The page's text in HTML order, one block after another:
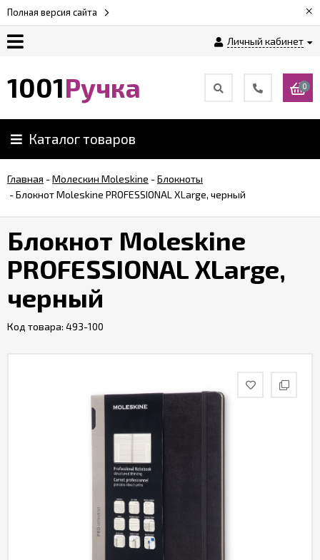
Полная версия сайта ×
Личный кабинет
Возврат
Обзоры
ручек
Контакты
1001Ручка 0
Каталог товаров
Главная -Молескин Moleskine -Блокноты
-Блокнот Moleskine PROFESSIONAL XLarge, черный
Блокнот Moleskine
PROFESSIONAL XLarge,
черный
Код товара: 493-100